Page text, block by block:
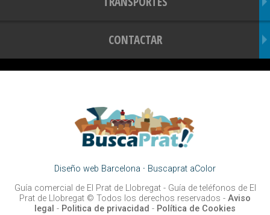
CONTACTAR
Diseño web Barcelona · Buscaprat aColor
Guía comercial de El Prat de Llobregat - Guía de teléfonos de El
Prat de Llobregat © Todos los derechos reservados - Aviso
legal - Politica de privacidad - Política de Cookies